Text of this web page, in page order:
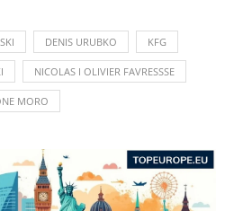
DENIS URUBKO KFG
NICOLAS I OLIVIER FAVRESSSE
MORO